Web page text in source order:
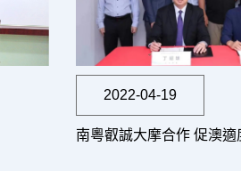
2022-04-19
南粵叡誠大摩合作 促澳適